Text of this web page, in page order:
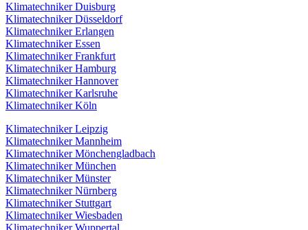
Klimatechniker Duisburg
Klimatechniker Düsseldorf
Klimatechniker Erlangen
Klimatechniker Essen
Klimatechniker Frankfurt
Klimatechniker Hamburg
Klimatechniker Hannover
Klimatechniker Karlsruhe
Klimatechniker Köln
Klimatechniker Leipzig
Klimatechniker Mannheim
Klimatechniker Mönchengladbach
Klimatechniker München
Klimatechniker Münster
Klimatechniker Nürnberg
Klimatechniker Stuttgart
Klimatechniker Wiesbaden
Klimatechniker Wuppertal